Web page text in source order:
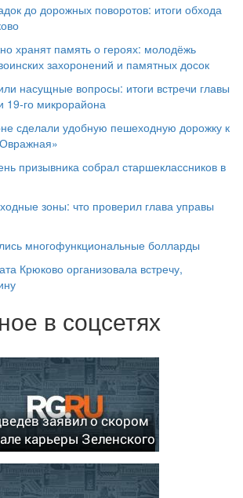
до дорожных поворотов: итоги обхода
хранят память о героях: молодёжь
захоронений и памятных досок
насущные вопросы: итоги встречи главы
микрорайона
сделали удобную пешеходную дорожку к
призывника собрал старшеклассников в
зоны: что проверил глава управы
многофункциональные болларды
Крюково организовала встречу,
в соцсетях
заявил о скором
карьеры Зеленского